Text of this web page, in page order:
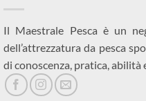
Il Maestrale Pesca è un
dell’attrezzatura da pesca
di conoscenza, pratica,